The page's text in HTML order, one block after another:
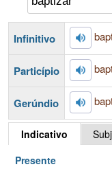
Infinitivo
Particípio
Gerúndio
Indicativo
Presente